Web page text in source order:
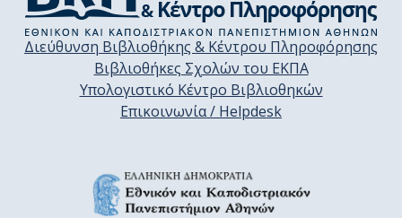
Διεύθυνση Βιβλιοθήκης & Κέντρου Πληροφόρησης
Βιβλιοθήκες Σχολών του ΕΚΠΑ
Υπολογιστικό Κέντρο Βιβλιοθηκών
Επικοινωνία / Helpdesk